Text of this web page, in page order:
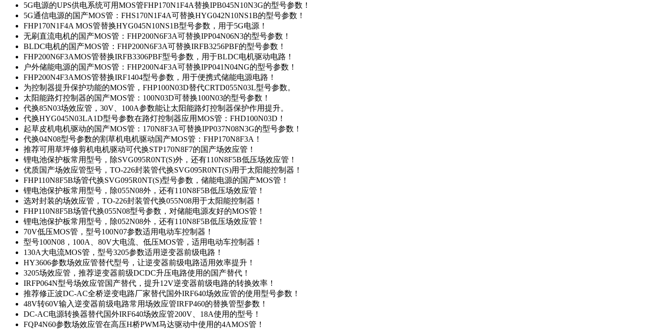
5G电源的UPS供电系统可用MOS管FHP170N1F4A替换IPB045N10N3G的型号参数！
5G通信电源的国产MOS管：FHS170N1F4A可替换HYG042N10NS1B的型号参数！
FHP170N1F4A MOS管替换HYG045N10NS1B型号参数，用于5G电源！
无刷直流电机的国产MOS管：FHP200N6F3A可替换IPP04N06N3的型号参数！
BLDC电机的国产MOS管：FHP200N6F3A可替换IRFB3256PBF的型号参数！
FHP200N6F3AMOS管替换IRFB3306PBF型号参数，用于BLDC电机驱动电路！
户外储能电源的国产MOS管：FHP200N4F3A可替换IPP041N04NG的型号参数！
FHP200N4F3AMOS管替换IRF1404型号参数，用于便携式储能电源电路！
为控制器提升保护功能的MOS管，FHP100N03D替代CRTD055N03L型号参数。
太阳能路灯控制器的国产MOS管：100N03D可替换100N03的型号参数！
代换85N03场效应管，30V、100A参数能让太阳能路灯控制器保护作用提升。
代换HYG045N03LA1D型号参数在路灯控制器应用MOS管：FHD100N03D！
起草皮机电机驱动的国产MOS管：170N8F3A可替换IPP037N08N3G的型号参数！
代换04N08型号参数的割草机电机驱动国产MOS管：FHP170N8F3A！
推荐可用草坪修剪机电机驱动可代换STP170N8F7的国产场效应管！
锂电池保护板常用型号，除SVG095R0NT(S)外，还有110N8F5B低压场效应管！
优质国产场效应管型号，TO-226封装管代换SVG095R0NT(S)用于太阳能控制器！
FHP110N8F5B场管代换SVG095R0NT(S)型号参数，储能电源的国产MOS管！
锂电池保护板常用型号，除055N08外，还有110N8F5B低压场效应管！
选对封装的场效应管，TO-226封装管代换055N08用于太阳能控制器！
FHP110N8F5B场管代换055N08型号参数，对储能电源友好的MOS管！
锂电池保护板常用型号，除052N08外，还有110N8F5B低压场效应管！
70V低压MOS管，型号100N07参数适用电动车控制器！
型号100N08，100A、80V大电流、低压MOS管，适用电动车控制器！
130A大电流MOS管，型号3205参数适用逆变器前级电路！
HY3606参数场效应管替代型号，让逆变器前级电路适用效率提升！
3205场效应管，推荐逆变器前级DCDC升压电路使用的国产替代！
IRFP064N型号场效应管国产替代，提升12V逆变器前级电路的转换效率！
推荐修正波DC-AC全桥逆变电路厂家替代国外IRF640场效应管的使用型号参数！
48V转60V输入逆变器前级电路常用场效应管IRFP460的替换管型参数！
DC-AC电源转换器替代国外IRF640场效应管200V、18A使用的型号！
FQP4N60参数场效应管在高压H桥PWM马达驱动中使用的4AMOS管！